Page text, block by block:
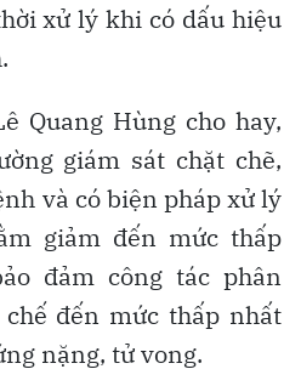
xử lý khi có dấu hiệu
Quang Hùng cho hay,
giám sát chặt chẽ,
và có biện pháp xử lý
giảm đến mức thấp
đảm công tác phân
đến mức thấp nhất
nặng, tử vong.